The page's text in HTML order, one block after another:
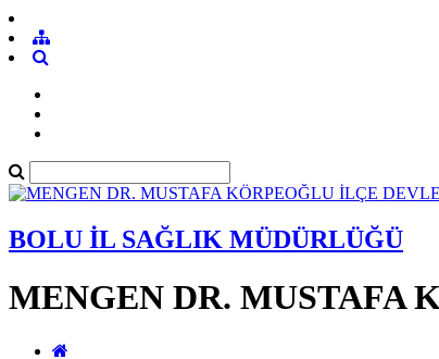
BOLU İL SAĞLIK MÜDÜRLÜĞÜ
MENGEN DR. MUSTAFA